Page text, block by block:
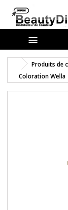

Produits de
Coloration Wella